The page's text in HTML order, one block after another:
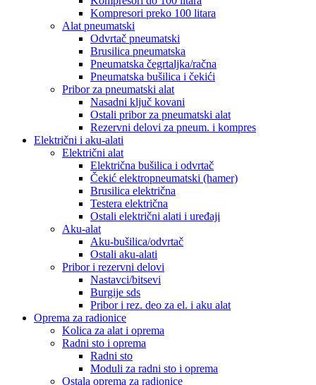
Kompresori preko 100 litara
Alat pneumatski
Odvrtač pneumatski
Brusilica pneumatska
Pneumatska čegrtaljka/račna
Pneumatska bušilica i čekići
Pribor za pneumatski alat
Nasadni ključ kovani
Ostali pribor za pneumatski alat
Rezervni delovi za pneum. i kompres
Električni i aku-alati
Električni alat
Električna bušilica i odvrtač
Čekić elektropneumatski (hamer)
Brusilica električna
Testera električna
Ostali električni alati i uređaji
Aku-alat
Aku-bušilica/odvrtač
Ostali aku-alati
Pribor i rezervni delovi
Nastavci/bitsevi
Burgije sds
Pribor i rez. deo za el. i aku alat
Oprema za radionice
Kolica za alat i oprema
Radni sto i oprema
Radni sto
Moduli za radni sto i oprema
Ostala oprema za radionice